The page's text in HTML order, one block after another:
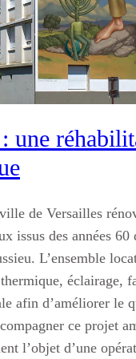
une
de Versailles
issus des années 60
L’ensemble
éclairage,
afin d’améliorer le
ce projet
l’objet d’une